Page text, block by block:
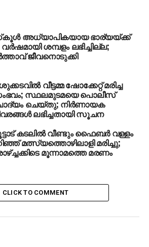
ടവറില്‍ താമസിക്കുന്ന സരിന്‍-
മിഹിറാണ് ഫ്‌ലാറ്റില്‍ നിന്ന്
മുകളില്‍ നിന്ന് വീണ മിഹിര്‍
ടെറസിലാണ് പതിച്ചത്.
പബ്ലിക് സ്‌കൂളിലെ
മിഹിര്‍.
ജസ്റ്റിസ് ഫോര്‍ മിഹിര്‍ എന്ന
അപ്രത്യക്ഷമായായിരുന്നു.
മരിച്ച 67 പേരില്‍
നിര്‍മാണത്തിനിടെ
അധ്യാപികയായ ഭാര്യയ്ക്ക്
വര്‍ഷമായി ശമ്പളം ലഭിച്ചില്ല;
ജീവനൊടുക്കി
വീട്ടമ്മ ഷോക്കേറ്റ് മരിച്ച
സ്ഥലമുടമയെ പൊലീസ്
ചെയ്തു; നിര്‍ണായക
ലഭിച്ചതായി സൂചന
കടലില്‍ വീണ്ടും ഫൈബര്‍ വള്ളം
മത്സ്യത്തൊഴിലാളി മരിച്ചു;
മൂന്നാമത്തെ മരണം
CLICK TO COMMENT